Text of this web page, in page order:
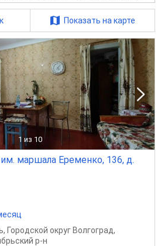
Показать на карте
1 из 10
маршала Еременко, 136, д.
, Городской округ Волгоград,
р-н